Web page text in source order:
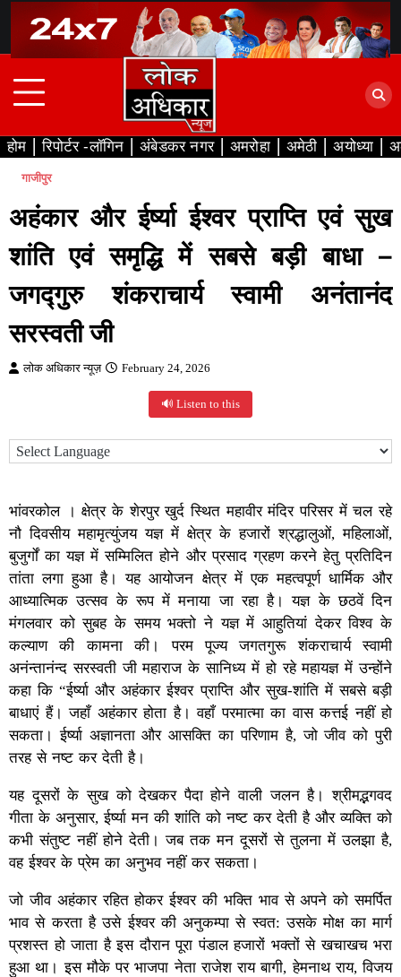
content
होम रिपोर्टर -लॉगिन अंबेडकर नगर अमरोहा अमेठी अयोध्या
गाजीपुर
अहंकार और ईर्ष्या ईश्वर प्राप्ति एवं सुख
शांति एवं समृद्धि में सबसे बड़ी बाधा –
जगद्गुरु शंकराचार्य स्वामी अनंतानंद
सरस्वती जी
लोक अधिकार न्यूज़ February 24, 2026
🔊 Listen to this
भांवरकोल । क्षेत्र के शेरपुर खुर्द स्थित महावीर मंदिर परिसर में चल रहे
नौ दिवसीय महामृत्युंजय यज्ञ में क्षेत्र के हजारों श्रद्धालुओं, महिलाओं,
बुजुर्गों का यज्ञ में सम्मिलित होने और प्रसाद ग्रहण करने हेतु प्रतिदिन
तांता लगा हुआ है। यह आयोजन क्षेत्र में एक महत्वपूर्ण धार्मिक और
आध्यात्मिक उत्सव के रूप में मनाया जा रहा है। यज्ञ के छठवें दिन
मंगलवार को सुबह के समय भक्तो ने यज्ञ में आहुतियां देकर विश्व के
कल्याण की कामना की। परम पूज्य जगतगुरू शंकराचार्य स्वामी
अनंन्तानंन्द सरस्वती जी महाराज के सानिध्य में हो रहे महायज्ञ में उन्होंने
कहा कि “ईर्ष्या और अहंकार ईश्वर प्राप्ति और सुख-शांति में सबसे बड़ी
बाधाएं हैं। जहाँ अहंकार होता है। वहाँ परमात्मा का वास कत्तई नहीं हो
सकता। ईर्ष्या अज्ञानता और आसक्ति का परिणाम है, जो जीव को पुरी
तरह से नष्ट कर देती है।
यह दूसरों के सुख को देखकर पैदा होने वाली जलन है। श्रीमद्भगवद
गीता के अनुसार, ईर्ष्या मन की शांति को नष्ट कर देती है और व्यक्ति को
कभी संतुष्ट नहीं होने देती। जब तक मन दूसरों से तुलना में उलझा है,
वह ईश्वर के प्रेम का अनुभव नहीं कर सकता।
जो जीव अहंकार रहित होकर ईश्वर की भक्ति भाव से अपने को समर्पित
भाव से करता है उसे ईश्वर की अनुकम्पा से स्वत: उसके मोक्ष का मार्ग
प्रशस्त हो जाता है इस दौरान पूरा पंडाल हजारों भक्तों से खचाखच भरा
हुआ था। इस मौके पर भाजपा नेता राजेश राय बागी, हेमनाथ राय, विजय